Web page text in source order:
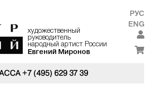
художественный
руководитель
народный артист России
Евгений Миронов
РУС
ENG
+7 (495) 629 37 39